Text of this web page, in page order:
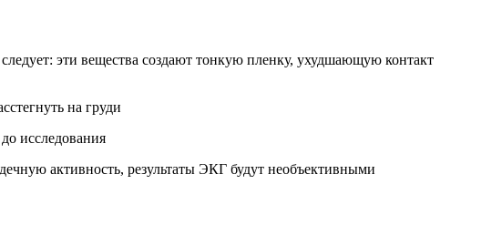
эти вещества создают тонкую пленку, ухудшающую контакт
на груди
исследования
активность, результаты ЭКГ будут необъективными